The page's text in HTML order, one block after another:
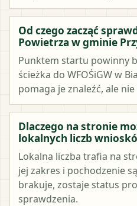
Od czego zacząć
Powietrza w gminie
Punktem startu powinny
ścieżka do WFOŚiGW w
pomaga je znaleźć, ale
Dlaczego na stronie
lokalnych liczb
Lokalna liczba trafia na
jej zakres i pochodzenie
brakuje, zostaje status
sprawdzenia.